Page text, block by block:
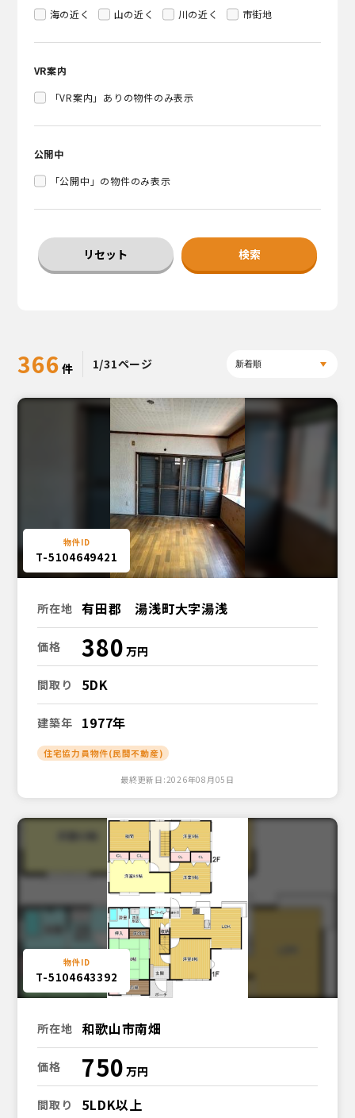
海の近く 山の近く 川の近く 市街地
VR案内
「VR案内」ありの物件のみ表示
公開中
「公開中」の物件のみ表示
リセット 検索
366 1/31ページ
T-5104649421
所在地 有田郡 湯浅町大字湯浅
価格 380
間取り 5DK
建築年 1977年
住宅協力員物件(民間不動産)
最終更新日:2026年08月05日
T-5104643392
所在地 和歌山市南畑
価格 750
間取り 5LDK以上